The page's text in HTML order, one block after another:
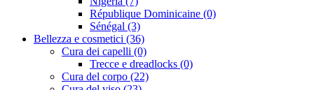
République Dominicaine (0)
Sénégal (3)
Bellezza e cosmetici (36)
Cura dei capelli (0)
Trecce e dreadlocks (0)
Cura del corpo (22)